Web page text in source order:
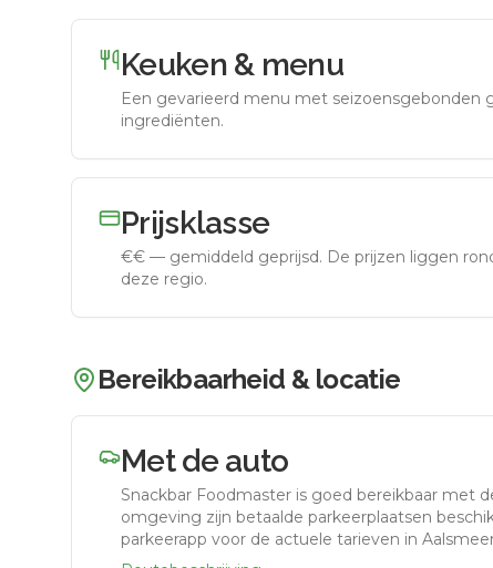
Keuken & menu
Een gevarieerd menu met seizoensgebonden
ingrediënten.
Prijsklasse
€€ — gemiddeld geprijsd. De prijzen liggen
deze regio.
Bereikbaarheid & locatie
Met de auto
Snackbar Foodmaster is goed bereikbaar met
omgeving zijn betaalde parkeerplaatsen
parkeerapp voor de actuele tarieven in